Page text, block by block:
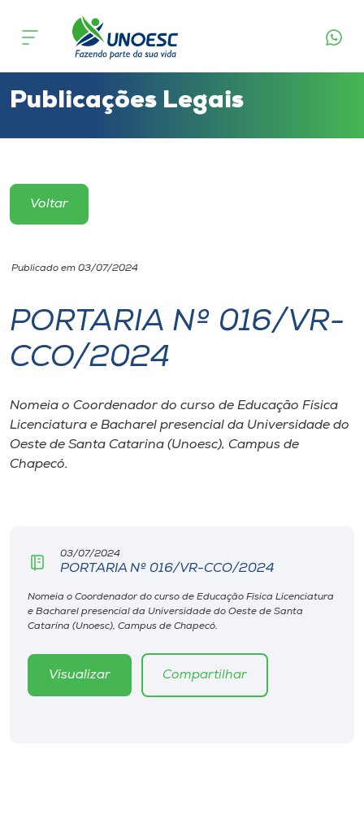
Cursos
Atendimento ao Estudante
Portal de Ensino
Unoesc
Internacionalização
I.nova
Diplomados
Biblioteca
Rádio
Publicações Legais
Voltar
Publicado em 03/07/2024
PORTARIA Nº 016/VR-
CCO/2024
Nomeia o Coordenador do curso de Educação Física
Licenciatura e Bacharel presencial da Universidade do
Oeste de Santa Catarina (Unoesc), Campus de
Chapecó.
03/07/2024
PORTARIA Nº 016/VR-CCO/2024
Nomeia o Coordenador do curso de Educação Física Licenciatura
e Bacharel presencial da Universidade do Oeste de Santa
Catarina (Unoesc), Campus de Chapecó.
Visualizar Compartilhar